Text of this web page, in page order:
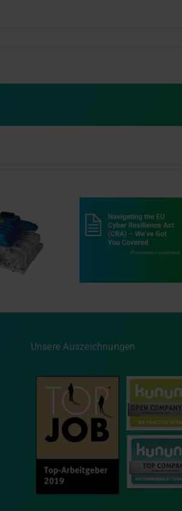
des EU Cyber
Act sicher
– wir
Sie dabei
Innovation in
Bewegung
Unsere Auszeichnungen